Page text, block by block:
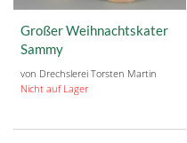
Großer Weihnachtskater
Sammy
von Drechslerei Torsten Martin
Nicht auf Lager